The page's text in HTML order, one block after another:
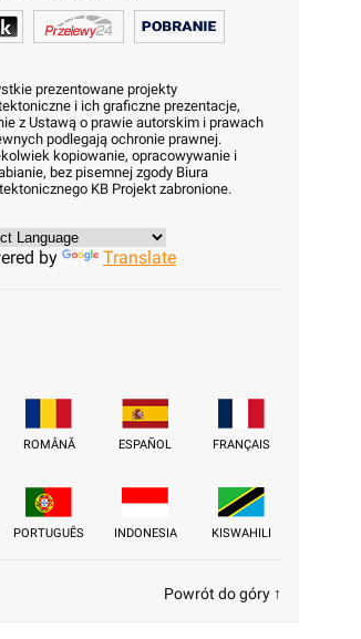
prezentowane projekty
i ich graficzne prezentacje,
z Ustawą o prawie autorskim i prawach
podlegają ochronie prawnej.
kopiowanie, opracowywanie i
bez pisemnej zgody Biura
KB Projekt zabronione.
by Translate
ROMÂNĂ ESPAÑOL FRANÇAIS
PORTUGUÊS INDONESIA KISWAHILI
Powrót do góry ↑